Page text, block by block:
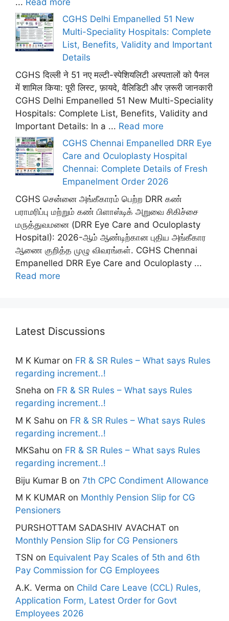
CGHS Delhi Empanelled 51 New
Multi-Speciality Hospitals: Complete
List, Benefits, Validity and Important
Details
CGHS दिल्ली ने 51 नए मल्टी-स्पेशियलिटी अस्पतालों को पैनल
में शामिल किया: पूरी लिस्ट, फ़ायदे, वैलिडिटी और ज़रूरी जानकारी
CGHS Delhi Empanelled 51 New Multi-Speciality
Hospitals: Complete List, Benefits, Validity and
Important Details: In a ... Read more
CGHS Chennai Empanelled DRR Eye
Care and Oculoplasty Hospital
Chennai: Complete Details of Fresh
Empanelment Order 2026
CGHS சென்னை அங்கீகாரம் பெற்ற DRR கண்
பராமரிப்பு மற்றும் கண் பிளாஸ்டிக் அறுவை சிகிச்சை
மருத்துவமனை (DRR Eye Care and Oculoplasty
Hospital): 2026-ஆம் ஆண்டிற்கான புதிய அங்கீகார
ஆணை குறித்த முழு விவரங்கள். CGHS Chennai
Empanelled DRR Eye Care and Oculoplasty ...
Read more
Latest Discussions
M K Kumar on FR & SR Rules – What says Rules
regarding increment..!
Sneha on FR & SR Rules – What says Rules
regarding increment..!
M K Sahu on FR & SR Rules – What says Rules
regarding increment..!
MKSahu on FR & SR Rules – What says Rules
regarding increment..!
Biju Kumar B on 7th CPC Condiment Allowance
M K KUMAR on Monthly Pension Slip for CG
Pensioners
PURSHOTTAM SADASHIV AVACHAT on
Monthly Pension Slip for CG Pensioners
TSN on Equivalent Pay Scales of 5th and 6th
Pay Commission for CG Employees
A.K. Verma on Child Care Leave (CCL) Rules,
Application Form, Latest Order for Govt
Employees 2026